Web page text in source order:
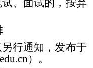
、面试的，按弃
行通知，发布于
）。